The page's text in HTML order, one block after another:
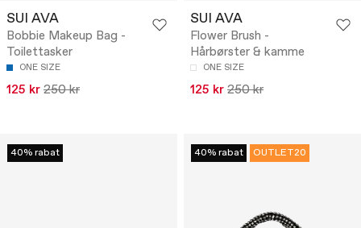
SUI AVA
Bobbie Makeup Bag -
Toilettasker
ONE SIZE
125 kr 250 kr
SUI AVA
Flower Brush -
Hårbørster & kamme
ONE SIZE
125 kr 250 kr
40% rabat 40% rabat OUTLET20